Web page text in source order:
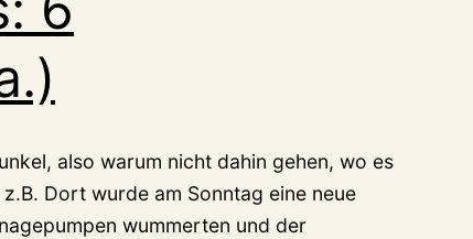
also warum nicht dahin gehen, wo es
Dort wurde am Sonntag eine neue
wummerten und der